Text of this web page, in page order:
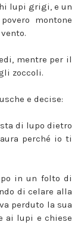
lupi grigi, e un
montone
mentre per il
zoccoli.
e decise:
di lupo dietro
perché io ti
in un folto di
di celare alla
perduto la sua
ai lupi e chiese